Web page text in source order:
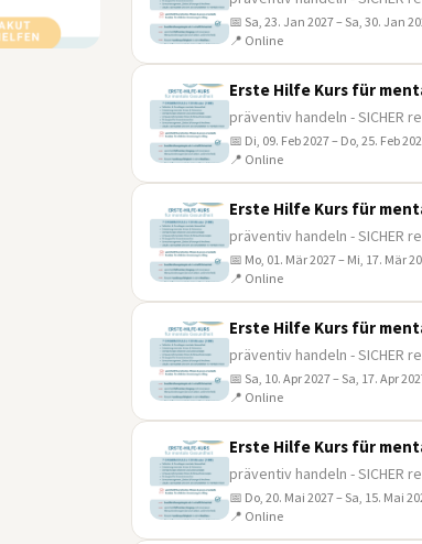
📅 Sa, 23. Jan 2027 – Sa, 30. Jan
📍 Online
Erste Hilfe Kurs für
präventiv handeln - SICHER
📅 Di, 09. Feb 2027 – Do, 25. Feb
📍 Online
Erste Hilfe Kurs für
präventiv handeln - SICHER
📅 Mo, 01. Mär 2027 – Mi, 17. Mär
📍 Online
Erste Hilfe Kurs für
präventiv handeln - SICHER
📅 Sa, 10. Apr 2027 – Sa, 17. Apr
📍 Online
Erste Hilfe Kurs für
präventiv handeln - SICHER
📅 Do, 20. Mai 2027 – Sa, 15. Mai
📍 Online